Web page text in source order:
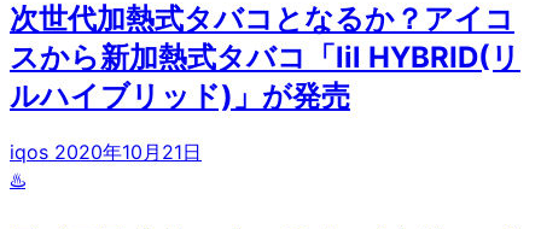
次世代加熱式タバコとなるか？アイコ
スから新加熱式タバコ「lil HYBRID(リ
ルハイブリッド)」が発売
iqos 2020年10月21日
♨️